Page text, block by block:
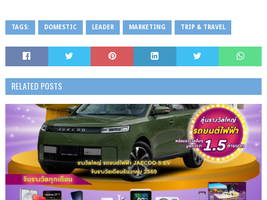
TAGS: DOMESTIC LEADER MARKETING TRIP & TRAVEL
RELATED POSTS